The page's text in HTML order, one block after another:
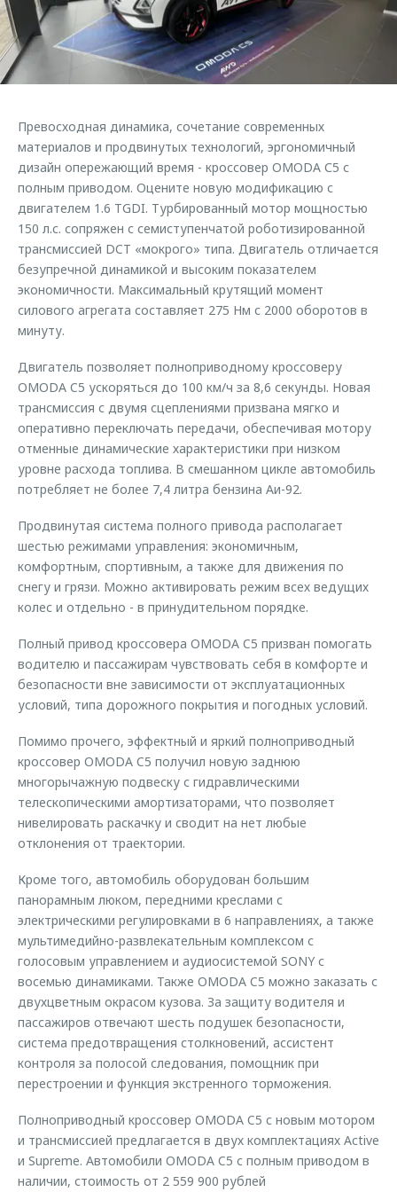
Страхование
Кредитный калькулятор
Оригинальные аксессуары
Запчасти
Трейд-ин
Калькулятор трейд-ин
Клиентская поддержка
O&J Автоклуб
Клуб владельцев OMODA
Аксессуары
Одежда и сувениры
Оригинальные аксессуары
Запчасти
Обратная связь
Превосходная динамика, сочетание современных
материалов и продвинутых технологий, эргономичный
дизайн опережающий время - кроссовер OMODA С5 с
полным приводом. Оцените новую модификацию с
двигателем 1.6 TGDI. Турбированный мотор мощностью
150 л.с. сопряжен с семиступенчатой роботизированной
трансмиссией DCT «мокрого» типа. Двигатель отличается
безупречной динамикой и высоким показателем
экономичности. Максимальный крутящий момент
силового агрегата составляет 275 Нм с 2000 оборотов в
минуту.
Двигатель позволяет полноприводному кроссоверу
OMODA C5 ускоряться до 100 км/ч за 8,6 секунды. Новая
трансмиссия с двумя сцеплениями призвана мягко и
оперативно переключать передачи, обеспечивая мотору
отменные динамические характеристики при низком
уровне расхода топлива. В смешанном цикле автомобиль
потребляет не более 7,4 литра бензина Аи-92.
Продвинутая система полного привода располагает
шестью режимами управления: экономичным,
комфортным, спортивным, а также для движения по
снегу и грязи. Можно активировать режим всех ведущих
колес и отдельно - в принудительном порядке.
Полный привод кроссовера OMODA C5 призван помогать
водителю и пассажирам чувствовать себя в комфорте и
безопасности вне зависимости от эксплуатационных
условий, типа дорожного покрытия и погодных условий.
Помимо прочего, эффектный и яркий полноприводный
кроссовер OMODA C5 получил новую заднюю
многорычажную подвеску с гидравлическими
телескопическими амортизаторами, что позволяет
нивелировать раскачку и сводит на нет любые
отклонения от траектории.
Кроме того, автомобиль оборудован большим
панорамным люком, передними креслами с
электрическими регулировками в 6 направлениях, а также
мультимедийно-развлекательным комплексом с
голосовым управлением и аудиосистемой SONY с
восемью динамиками. Также OMODA C5 можно заказать с
двухцветным окрасом кузова. За защиту водителя и
пассажиров отвечают шесть подушек безопасности,
система предотвращения столкновений, ассистент
контроля за полосой следования, помощник при
перестроении и функция экстренного торможения.
Полноприводный кроссовер OMODA C5 c новым мотором
и трансмиссией предлагается в двух комплектациях Active
и Supreme. Автомобили OMODA C5 с полным приводом в
наличии, стоимость от 2 559 900 рублей